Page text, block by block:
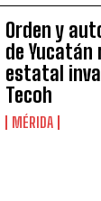
Orden y
de
estatal
Tecoh
MÉRIDA